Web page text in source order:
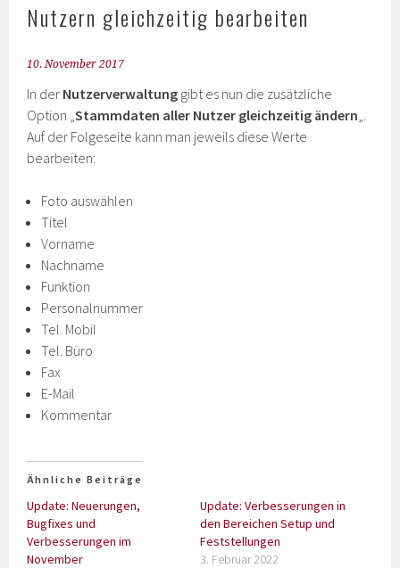
Nutzern gleichzeitig bearbeiten
10. November 2017
In der Nutzerverwaltung gibt es nun die zusätzliche
Option „Stammdaten aller Nutzer gleichzeitig ändern„.
Auf der Folgeseite kann man jeweils diese Werte
bearbeiten:
Foto auswählen
Titel
Vorname
Nachname
Funktion
Personalnummer
Tel. Mobil
Tel. Büro
Fax
E-Mail
Kommentar
Ähnliche Beiträge
Update: Neuerungen,
Bugfixes und
Verbesserungen im
November
Update: Verbesserungen in
den Bereichen Setup und
Feststellungen
3. Februar 2022